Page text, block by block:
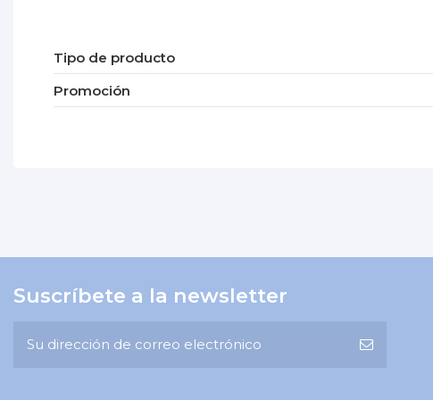
Tipo de producto
Promoción
Suscríbete a la newsletter